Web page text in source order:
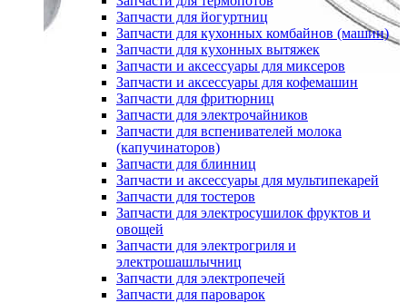
Запчасти для йогуртниц
Запчасти для кухонных комбайнов (машин)
Запчасти для кухонных вытяжек
Запчасти и аксессуары для миксеров
Запчасти и аксессуары для кофемашин
Запчасти для фритюрниц
Запчасти для электрочайников
Запчасти для вспенивателей молока
(капучинаторов)
Запчасти для блинниц
Запчасти и аксессуары для мультипекарей
Запчасти для тостеров
Запчасти для электросушилок фруктов и
овощей
Запчасти для электрогриля и
электрошашлычниц
Запчасти для электропечей
Запчасти для пароварок